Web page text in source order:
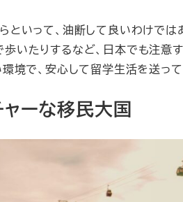
いって、油断して良いわけでは
いたりするなど、日本でも注意
境で、安心して留学生活を送っ
ーな移民大国